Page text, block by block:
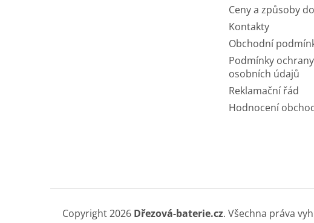
Ceny a způsoby
Kontakty
Obchodní
Podmínky ochrany
osobních údajů
Reklamační řád
Hodnocení
Copyright 2026 Dřezová-baterie.cz. Všechna práva